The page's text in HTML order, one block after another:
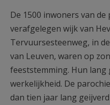
De 1500 inwoners van
verafgelegen wijk van
Tervuursesteenweg, in
van Leuven, waren op
feeststemming. Hun
werkelijkheid. De
dan tien jaar lang